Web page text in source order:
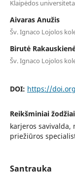
Klaipėdos
Aivaras Anužis
Šv. Ignaco Lojolos
Birutė
Šv. Ignaco Lojolos
DOI: https://
Reikšminiai
karjeros savivalda,
priežiūros
Santrauka